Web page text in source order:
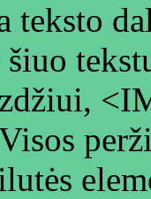
teksto